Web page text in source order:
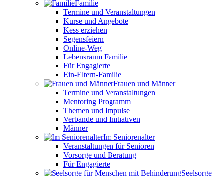
Familie
Termine und Veranstaltungen
Kurse und Angebote
Kess erziehen
Segensfeiern
Online-Weg
Lebensraum Familie
Für Engagierte
Ein-Eltern-Familie
Frauen und Männer
Termine und Veranstaltungen
Mentoring Programm
Themen und Impulse
Verbände und Initiativen
Männer
Im Seniorenalter
Veranstaltungen für Senioren
Vorsorge und Beratung
Für Engagierte
Seelsorge